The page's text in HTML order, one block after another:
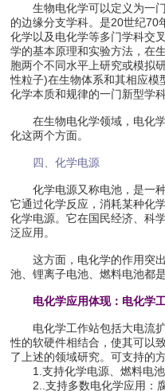
生物电化学可以定义为一门
的边缘分支学科。是20世纪70
化学以及电化学等多门学科交
学的基本原理和实验方法，在
胞两个不同水平上研究或模拟
性粒子)在生物体系和其相应模
化学本质和规律的一门新型学科
在生物电化学领域，电化学
化这两个方面。
四、化学电源
化学电源又称电池，是一种
它通过化学反应，消耗某种化
化学电源。它在国民经济、科
泛应用。
这方面，电化学的作用突出
池、锂离子电池、燃料电池都
电化学应用体现：电化学
电化学工作站包括大电流扩
性的软硬件相结合，使其可以
了上述的领域研究。可支持的
1.支持化学电源、燃料电池
2..支持多数电化学应用：腐